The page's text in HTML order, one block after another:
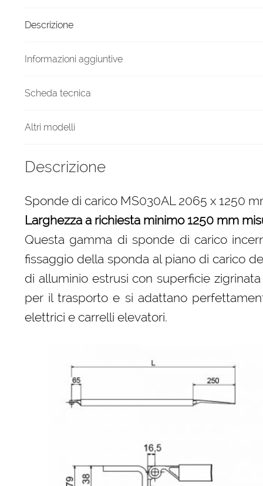
Descrizione
Informazioni aggiuntive
Scheda tecnica
Altri modelli
Descrizione
Sponde di carico MS030AL 2065 x 1250
Larghezza a richiesta minimo 1250 mm
Questa gamma di sponde di carico
fissaggio della sponda al piano di carico
di alluminio estrusi con superficie
per il trasporto e si adattano
elettrici e carrelli elevatori.